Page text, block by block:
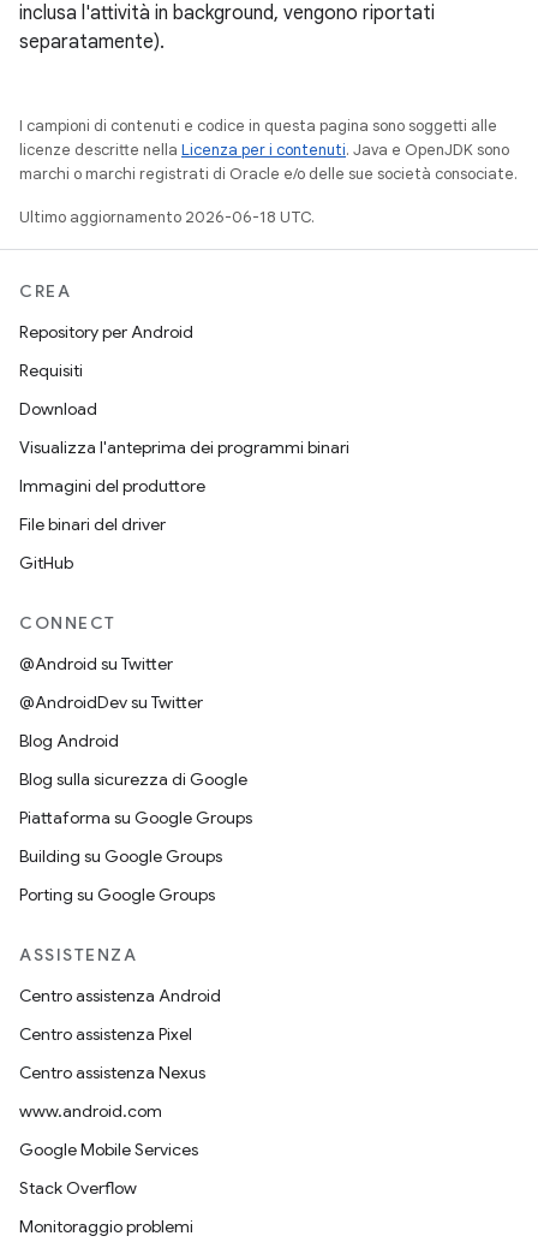
inclusa l'attività in background, vengono riportati
separatamente).
I campioni di contenuti e codice in questa pagina sono soggetti alle
licenze descritte nella Licenza per i contenuti. Java e OpenJDK sono
marchi o marchi registrati di Oracle e/o delle sue società consociate.
Ultimo aggiornamento 2026-06-18 UTC.
CREA
Repository per Android
Requisiti
Download
Visualizza l'anteprima dei programmi binari
Immagini del produttore
File binari del driver
GitHub
CONNECT
@Android su Twitter
@AndroidDev su Twitter
Blog Android
Blog sulla sicurezza di Google
Piattaforma su Google Groups
Building su Google Groups
Porting su Google Groups
ASSISTENZA
Centro assistenza Android
Centro assistenza Pixel
Centro assistenza Nexus
www.android.com
Google Mobile Services
Stack Overflow
Monitoraggio problemi